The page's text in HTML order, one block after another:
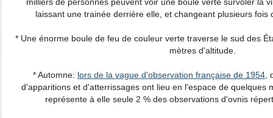
laissant une trainée derrière elle, et changeant plusieurs fois
* Une énorme boule de feu de couleur verte traverse le sud des
mètres d'altitude.
* Automne: lors de la vague d'observation française de 1954
d'apparitions et d'atterrissages ont lieu en l'espace de quelques
représente à elle seule 2 % des observations d'ovnis